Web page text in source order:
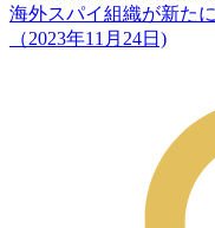
海外スパイ組織が新た
（2023年11月24日)